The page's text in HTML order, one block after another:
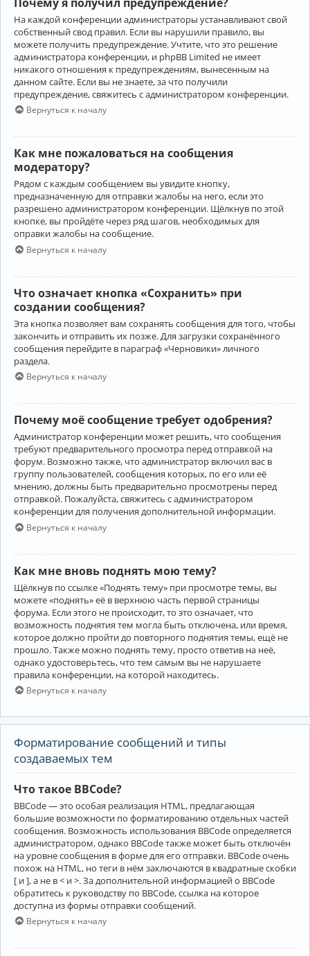
На каждой конференции администраторы устанавливают свой
собственный свод правил. Если вы нарушили правило, вы
можете получить предупреждение. Учтите, что это решение
администратора конференции, и phpBB Limited не имеет
никакого отношения к предупреждениям, вынесенным на
данном сайте. Если вы не знаете, за что получили
предупреждение, свяжитесь с администратором конференции.
Вернуться к началу
Как мне пожаловаться на сообщения
модератору?
Рядом с каждым сообщением вы увидите кнопку,
предназначенную для отправки жалобы на него, если это
разрешено администратором конференции. Щёлкнув по этой
кнопке, вы пройдёте через ряд шагов, необходимых для
оправки жалобы на сообщение.
Вернуться к началу
Что означает кнопка «Сохранить» при
создании сообщения?
Эта кнопка позволяет вам сохранять сообщения для того, чтобы
закончить и отправить их позже. Для загрузки сохранённого
сообщения перейдите в параграф «Черновики» личного
раздела.
Вернуться к началу
Почему моё сообщение требует одобрения?
Администратор конференции может решить, что сообщения
требуют предварительного просмотра перед отправкой на
форум. Возможно также, что администратор включил вас в
группу пользователей, сообщения которых, по его или её
мнению, должны быть предварительно просмотрены перед
отправкой. Пожалуйста, свяжитесь с администратором
конференции для получения дополнительной информации.
Вернуться к началу
Как мне вновь поднять мою тему?
Щёлкнув по ссылке «Поднять тему» при просмотре темы, вы
можете «поднять» её в верхнюю часть первой страницы
форума. Если этого не происходит, то это означает, что
возможность поднятия тем могла быть отключена, или время,
которое должно пройти до повторного поднятия темы, ещё не
прошло. Также можно поднять тему, просто ответив на неё,
однако удостоверьтесь, что тем самым вы не нарушаете
правила конференции, на которой находитесь.
Вернуться к началу
Форматирование сообщений и типы
создаваемых тем
Что такое BBCode?
BBCode — это особая реализация HTML, предлагающая
большие возможности по форматированию отдельных частей
сообщения. Возможность использования BBCode определяется
администратором, однако BBCode также может быть отключён
на уровне сообщения в форме для его отправки. BBCode очень
похож на HTML, но теги в нём заключаются в квадратные скобки
[ и ], а не в < и >. За дополнительной информацией о BBCode
обратитесь к руководству по BBCode, ссылка на которое
доступна из формы отправки сообщений.
Вернуться к началу